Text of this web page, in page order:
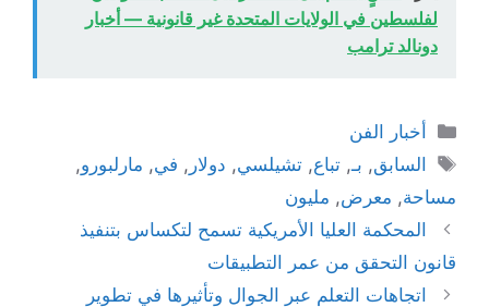
لفلسطين في الولايات المتحدة غير قانونية — أخبار
دونالد ترامب
التصنيفات
أخبار الفن
الوسوم
السابق, بـ,تباع,تشيلسي, دولار , في, مارلبورو,
مساحة, معرض, مليون
المحكمة العليا الأمريكية تسمح لتكساس بتنفيذ
قانون التحقق من عمر التطبيقات
اتجاهات التعلم عبر الجوال وتأثيرها في تطوير